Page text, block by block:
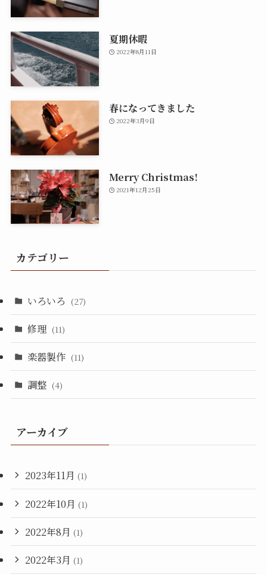
夏期休暇
2022年8月11日
春になってきました
2022年3月9日
Merry Christmas!
2021年12月25日
カテゴリー
いろいろ (27)
修理 (11)
楽器製作 (11)
調整 (4)
アーカイブ
2023年11月 (1)
2022年10月 (1)
2022年8月 (1)
2022年3月 (1)